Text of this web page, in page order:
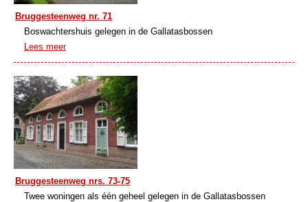
Bruggesteenweg nr. 71
Boswachtershuis gelegen in de Gallatasbossen
Lees meer
Bruggesteenweg nrs. 73-75
Twee woningen als één geheel gelegen in de Gallatasbossen